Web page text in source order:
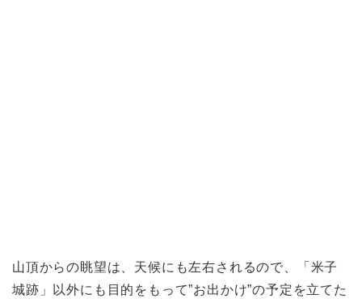
山頂からの眺望は、天候にも左右されるので、「米子
城跡」以外にも目的をもって”お出かけ”の予定を立てた